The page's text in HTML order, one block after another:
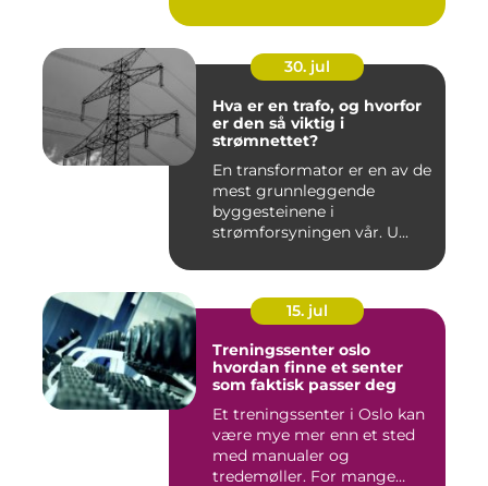
30. jul
Hva er en trafo, og hvorfor
er den så viktig i
strømnettet?
En transformator er en av de
mest grunnleggende
byggesteinene i
strømforsyningen vår. U...
15. jul
Treningssenter oslo
hvordan finne et senter
som faktisk passer deg
Et treningssenter i Oslo kan
være mye mer enn et sted
med manualer og
tredemøller. For mange